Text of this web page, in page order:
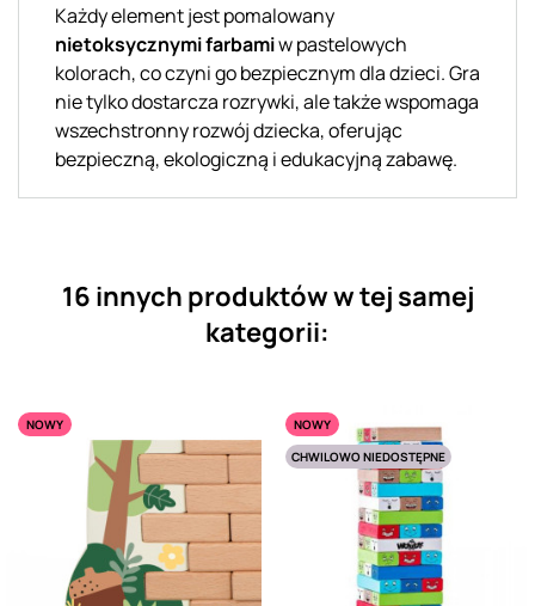
Każdy element jest pomalowany
nietoksycznymi farbamiw pastelowych
kolorach, co czyni go bezpiecznym dla dzieci. Gra
nie tylko dostarcza rozrywki, ale także wspomaga
wszechstronny rozwój dziecka, oferując
bezpieczną, ekologiczną i edukacyjną zabawę.
16 innych produktów w tej samej
kategorii:
NOWY
NOWY
CHWILOWO NIEDOSTĘPNE